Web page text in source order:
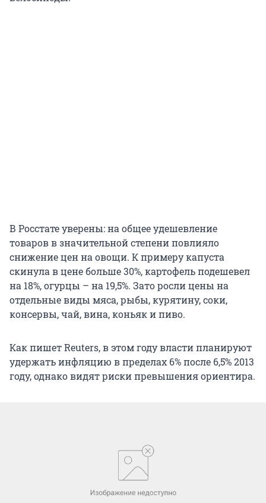
В Росстате уверены: на общее удешевление
товаров в значительной степени повлияло
снижение цен на овощи. К примеру капуста
скинула в цене больше 30%, картофель подешевел
на 18%, огурцы – на 19,5%. Зато росли цены на
отдельные виды мяса, рыбы, курятину, соки,
консервы, чай, вина, коньяк и пиво.
Как пишет Reuters, в этом году власти планируют
удержать инфляцию в пределах 6% после 6,5% 2013
году, однако видят риски превышения ориентира.